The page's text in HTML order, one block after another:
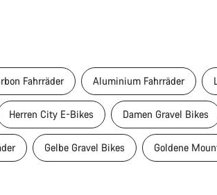
Fahrräder Aluminium Fahrräder
Herren City E-Bikes Damen Gravel Bikes
Gelbe Gravel Bikes Goldene